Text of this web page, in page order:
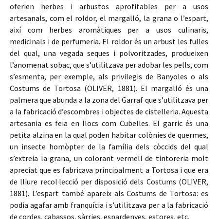
oferien herbes i arbustos aprofitables per a usos
artesanals, com el roldor, el margalló, la grana o l’espart,
així com herbes aromàtiques per a usos culinaris,
medicinals i de perfumeria. El roldor és un arbust les fulles
del qual, una vegada seques i polvoritzades, produeixen
l’anomenat sobac, que s’utilitzava per adobar les pells, com
s’esmenta, per exemple, als privilegis de Banyoles o als
Costums de Tortosa (OLIVER, 1881). El margalló és una
palmera que abunda a la zona del Garraf que s’utilitzava per
a la fabricació d’escombres i objectes de cistelleria. Aquesta
artesania es feia en llocs com Cubelles. El garric és una
petita alzina en la qual poden habitar colònies de quermes,
un insecte homòpter de la família dels còccids del qual
s’extreia la grana, un colorant vermell de tintoreria molt
apreciat que es fabricava principalment a Tortosa i que era
de lliure recol·lecció per disposició dels Costums (OLIVER,
1881). L’espart també apareix als Costums de Tortosa: es
podia agafar amb franquícia i s’utilitzava per a la fabricació
de cordes, cabassos, sàrries, espardenyes, estores, etc.